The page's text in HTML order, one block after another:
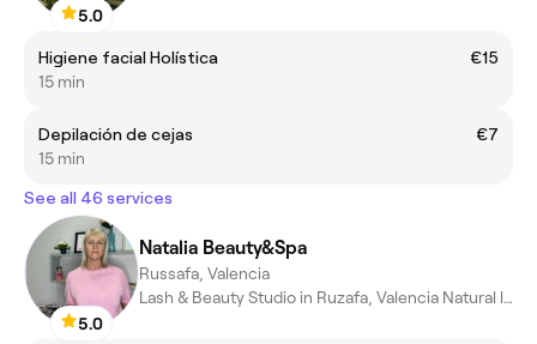
5.0
Higiene facial Holística
€15
15 min
Depilación de cejas
€7
15 min
See all 46 services
5.0
Natalia Beauty&Spa
Russafa, Valencia
Lash & Beauty Studio in Ruzafa, Valencia Natural lashes, relaxin